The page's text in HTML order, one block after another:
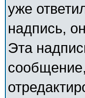
уже
надпись,
Эта